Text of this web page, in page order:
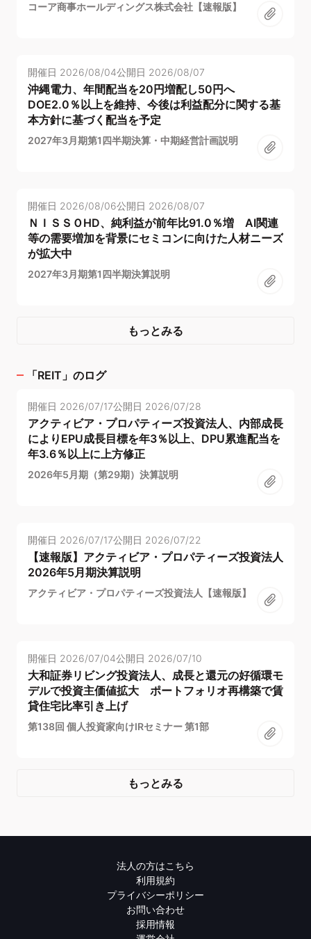
コーア商事ホールディングス株式会社【速報版】
開催日 2026/08/04公開日 2026/08/07
沖縄電力、年間配当を20円増配し50円へ
DOE2.0％以上を維持、今後は利益配分に関する基
本方針に基づく配当を予定
2027年3月期第1四半期決算・中期経営計画説明
開催日 2026/08/06公開日 2026/08/07
ＮＩＳＳＯHD、純利益が前年比91.0％増 AI関連
等の需要増加を背景にセミコンに向けた人材ニーズ
が拡大中
2027年3月期第1四半期決算説明
もっとみる
「REIT 」のログ
開催日 2026/07/17公開日 2026/07/28
アクティビア・プロパティーズ投資法人、内部成長
によりEPU成長目標を年3％以上、DPU累進配当を
年3.6％以上に上方修正
2026年5月期（第29期）決算説明
開催日 2026/07/17公開日 2026/07/22
【速報版】アクティビア・プロパティーズ投資法人
2026年5月期決算説明
アクティビア・プロパティーズ投資法人【速報版】
開催日 2026/07/04公開日 2026/07/10
大和証券リビング投資法人、成長と還元の好循環モ
デルで投資主価値拡大 ポートフォリオ再構築で賃
貸住宅比率引き上げ
第138回 個人投資家向けIRセミナー 第1部
もっとみる
法人の方はこちら
利用規約
プライバシーポリシー
お問い合わせ
採用情報